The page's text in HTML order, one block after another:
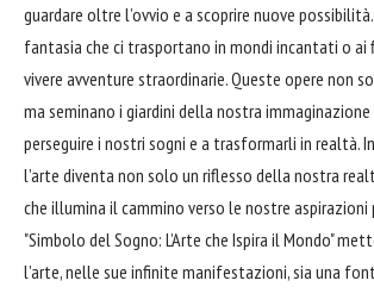
guardare oltre l’ovvio e a scoprire nuove
fantasia che ci trasportano in mondi incantati o ai
vivere avventure straordinarie. Queste opere non
ma seminano i giardini della nostra immaginazione
perseguire i nostri sogni e a trasformarli in realtà.
l’arte diventa non solo un riflesso della nostra
che illumina il cammino verso le nostre aspirazioni
"Simbolo del Sogno: L’Arte che Ispira il Mondo"
l’arte, nelle sue infinite manifestazioni, sia una